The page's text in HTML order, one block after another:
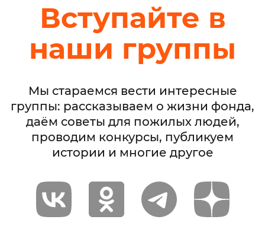
Вступайте в
наши группы
Мы стараемся вести интересные
группы: рассказываем о жизни фонда,
даём советы для пожилых людей,
проводим конкурсы, публикуем
истории и многие другое